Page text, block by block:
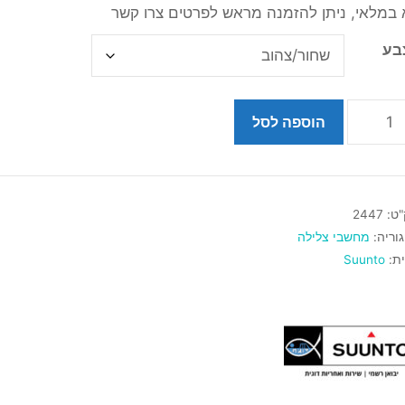
במלאי, ניתן להזמנה מראש לפרטים צרו קשר
הוספה לסל
2447
מחשבי צלילה
Suunto